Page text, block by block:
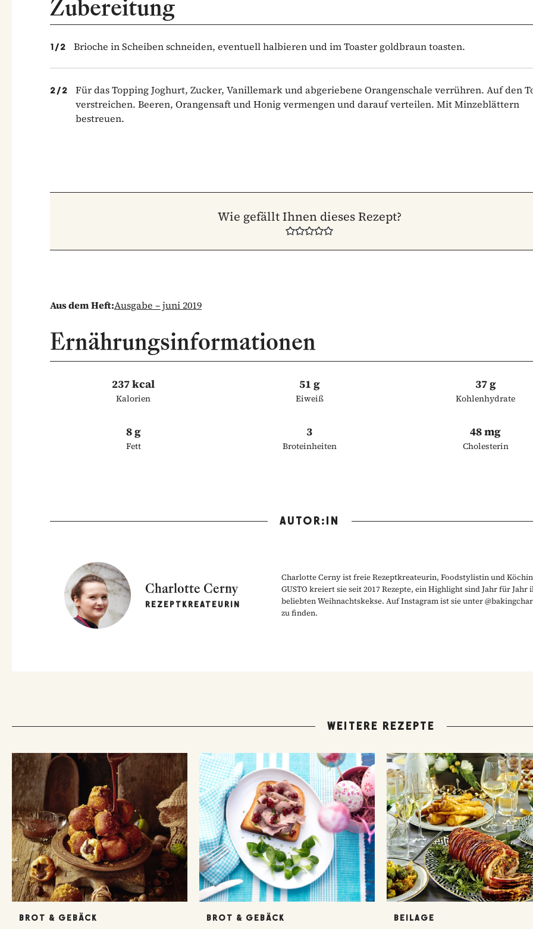
Zubereitung
1/2 Brioche in Scheiben schneiden, eventuell halbieren und im Toaster goldbraun toasten.
2/2
Für das Topping Joghurt, Zucker, Vanillemark und abgeriebene Orangenschale verrühren. Auf den
verstreichen. Beeren, Orangensaft und Honig vermengen und darauf verteilen. Mit Minzeblättern
bestreuen.
Wie gefällt Ihnen dieses Rezept?
Aus dem Heft:Ausgabe – juni 2019
Ernährungsinformationen
237 kcal
Kalorien
51 g
Eiweiß
37 g
Kohlenhydrate
8 g
Fett
3
Broteinheiten
48 mg
Cholesterin
AUTOR:IN
Charlotte Cerny
REZEPTKREATEURIN
Charlotte Cerny ist freie Rezeptkreateurin, Foodstylistin und
GUSTO kreiert sie seit 2017 Rezepte, ein Highlight sind Jahr für Jahr
beliebten Weihnachtskekse. Auf Instagram ist sie unter
zu finden.
WEITERE REZEPTE
BROT & GEBÄCK BROT & GEBÄCK BEILAGE